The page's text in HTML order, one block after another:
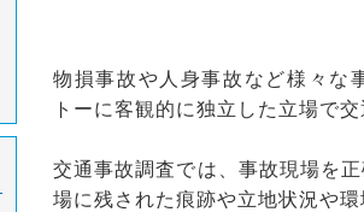
物損事故や人身事故など様々な
トーに客観的に独立した立場で
交通事故調査では、事故現場を
場に残された痕跡や立地状況や